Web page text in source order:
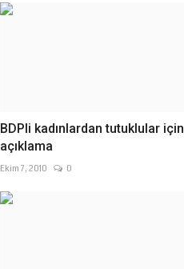
BDPli kadınlardan tutuklular için
açıklama
Ekim 7, 2010 0